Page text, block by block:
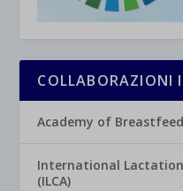
COLLABORAZIONI
Academy of
International
(ILCA)